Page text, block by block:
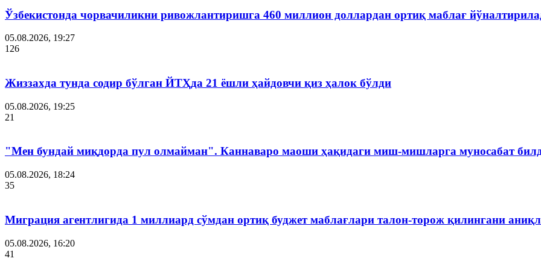
Ўзбекистонда чорвачиликни ривожлантиришга 460 миллион доллардан ортиқ маблағ
05.08.2026, 19:27
126
Жиззахда тунда содир бўлган ЙТҲда 21 ёшли ҳайдовчи қиз ҳалок бўлди
05.08.2026, 19:25
21
"Мен бундай миқдорда пул олмайман". Каннаваро маоши ҳақидаги миш-мишларга муносабат
05.08.2026, 18:24
35
Миграция агентлигида 1 миллиард сўмдан ортиқ буджет маблағлари талон-торож қилингани
05.08.2026, 16:20
41